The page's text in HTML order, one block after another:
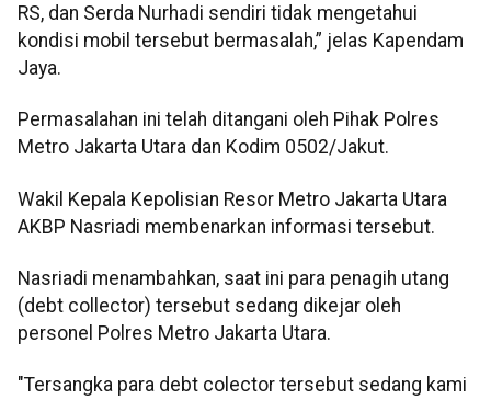
RS, dan Serda Nurhadi sendiri tidak mengetahui
kondisi mobil tersebut bermasalah,” jelas Kapendam
Jaya.
Permasalahan ini telah ditangani oleh Pihak Polres
Metro Jakarta Utara dan Kodim 0502/Jakut.
Wakil Kepala Kepolisian Resor Metro Jakarta Utara
AKBP Nasriadi membenarkan informasi tersebut.
Nasriadi menambahkan, saat ini para penagih utang
(debt collector) tersebut sedang dikejar oleh
personel Polres Metro Jakarta Utara.
"Tersangka para debt colector tersebut sedang kami